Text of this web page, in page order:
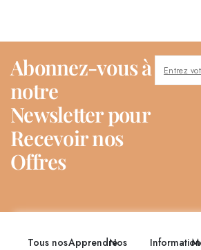
Abonnez-vous à
notre
Newsletter pour
Recevoir nos
Offres
Tous nosApprendreNos
Information